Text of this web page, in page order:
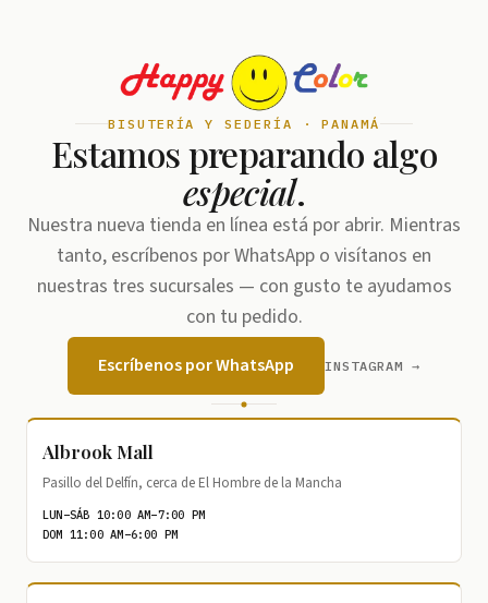
BISUTERÍA Y SEDERÍA · PANAMÁ
Estamos preparando algo
especial.
Nuestra nueva tienda en línea está por abrir. Mientras
tanto, escríbenos por WhatsApp o visítanos en
nuestras tres sucursales — con gusto te ayudamos
con tu pedido.
Escríbenos por WhatsApp INSTAGRAM →
Albrook Mall
Pasillo del Delfín, cerca de El Hombre de la Mancha
LUN–SÁB 10:00 AM–7:00 PM
DOM 11:00 AM–6:00 PM